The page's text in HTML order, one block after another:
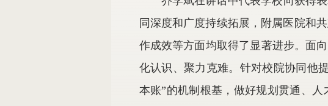
同深度和广度持续拓展，附属医院和
作成效等方面均取得了显著进步。面
化认识、聚力克难。针对校院协同他
本账”的机制根基，做好规划贯通、